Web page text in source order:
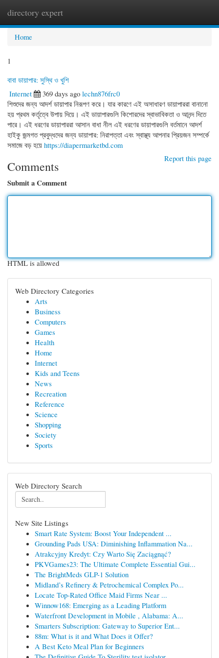
directory expert
Home
1
বাবা ডায়াপার: সুস্থি ও খুশি
Internet
369 days ago lechn876frc0
শিশুদের জন্য আদর্শ ডায়াপার নিরূপণ করে। যার কারণে এই অসাধারণ ডায়াপাররা বানানো
হয় প্রথম কর্তৃত্বে উপায় দিয়ে। এই ডায়াপারগুলি কিশোরদের স্বাভাবিকতা ও আনন্দ দিতে
পারে। এই ধরণের ডায়াপাররা আসান বাধা নীল এই ধরণের ডায়াপারগুলি বর্তমানে আদর্শ
হাইকু জন্মগত প্রবুদ্ধদের জন্য ডায়াপার: নিরাপত্তা এবং স্বাস্থ্য আপনার প্রিয়জন সম্পর্কে
সমাজে বড় হয়ে https://diapermarketbd.com
Report this page
Comments
Submit a Comment
HTML is allowed
Web Directory Categories
Arts
Business
Computers
Games
Health
Home
Internet
Kids and Teens
News
Recreation
Reference
Science
Shopping
Society
Sports
Web Directory Search
New Site Listings
Smart Rate System: Boost Your Independent ...
Grounding Pads USA: Diminishing Inflammation Na...
Atrakcyjny Kredyt: Czy Warto Się Zaciągnąć?
PKVGames23: The Ultimate Complete Essential Gui...
The BrightMeds GLP-1 Solution
Midland’s Refinery & Petrochemical Complex Po...
Locate Top-Rated Office Maid Firms Near ...
Winnow168: Emerging as a Leading Platform
Waterfront Development in Mobile , Alabama: A...
Smarters Subscription: Gateway to Superior Ent...
88m: What is it and What Does it Offer?
A Best Keto Meal Plan for Beginners